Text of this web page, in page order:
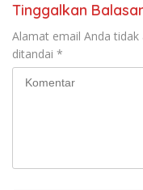
Tinggalkan
Alamat email Anda tidak
ditandai *